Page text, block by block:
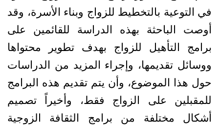
في التوعية بالتخطيط للزواج وبناء الأسرة، وقد
أوصت الباحثة بهذه الدراسة للقائمين على
برامج التأهيل للزواج بهدف تطوير محتواها
ووسائل تقديمها، وإجراء المزيد من الدراسات
حول هذا الموضوع، وأن يتم تقديم هذه البرامج
للمقبلين على الزواج فقط، وأخيراً تصميم
أشكال مختلفة من برامج الثقافة الزوجية